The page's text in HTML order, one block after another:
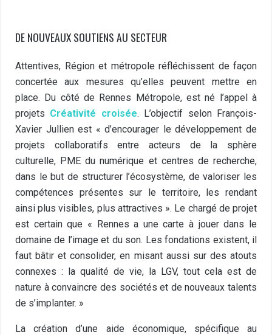
DE NOUVEAUX SOUTIENS AU SECTEUR
Attentives, Région et métropole réfléchissent de façon
concertée aux mesures qu’elles peuvent mettre en
place. Du côté de Rennes Métropole, est né l’appel à
projets Créativité croisée. L’objectif selon François-
Xavier Jullien est « d’encourager le développement de
projets collaboratifs entre acteurs de la sphère
culturelle, PME du numérique et centres de recherche,
dans le but de structurer l’écosystème, de valoriser les
compétences présentes sur le territoire, les rendant
ainsi plus visibles, plus attractives ». Le chargé de projet
est certain que « Rennes a une carte à jouer dans le
domaine de l’image et du son. Les fondations existent, il
faut bâtir et consolider, en misant aussi sur des atouts
connexes : la qualité de vie, la LGV, tout cela est de
nature à convaincre des sociétés et de nouveaux talents
de s’implanter. »
La création d’une aide économique, spécifique au